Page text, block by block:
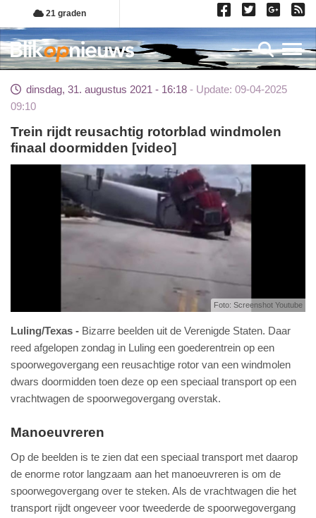
Overslaan
en
naar
de
gaan
21 graden
dinsdag, 31. augustus 2021 - 16:18
Update: 09-04-2025
09:10
Trein rijdt reusachtig rotorblad windmolen
finaal doormidden [video]
Foto: Screenshot Youtube
Luling/Texas
Bizarre beelden uit de Verenigde Staten. Daar
reed afgelopen zondag in Luling een goederentrein op een
spoorwegovergang een reusachtige rotor van een windmolen
dwars doormidden toen deze op een speciaal transport op een
vrachtwagen de spoorwegovergang overstak.
Manoeuvreren
Op de beelden is te zien dat een speciaal transport met daarop
de enorme rotor langzaam aan het manoeuvreren is om de
spoorwegovergang over te steken. Als de vrachtwagen die het
transport rijdt ongeveer voor tweederde de spoorwegovergang